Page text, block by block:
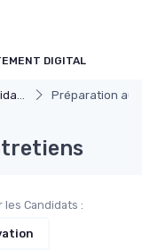
DIGITAL
Préparation
Candidats :